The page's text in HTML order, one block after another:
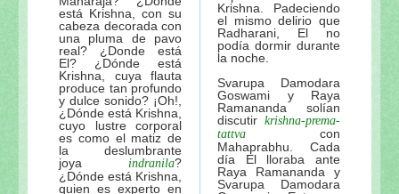
está Krishna, con su
cabeza decorada con
una pluma de pavo
real? ¿Donde está
El? ¿Dónde está
Krishna, cuya flauta
produce tan profundo
y dulce sonido? ¡Oh!,
¿Dónde está Krishna,
cuyo lustre corporal
es como el matiz de
la deslumbrante
joya indranila?
¿Dónde está Krishna,
quien es experto en
Krishna. Padeciendo
el mismo delirio que
Radharani, El no
podía dormir durante
la noche.
Svarupa Damodara
Goswami y Raya
Ramananda solían
discutir krishna-prema-
tattva con
Mahaprabhu. Cada
día El lloraba ante
Raya Ramananda y
Svarupa Damodara